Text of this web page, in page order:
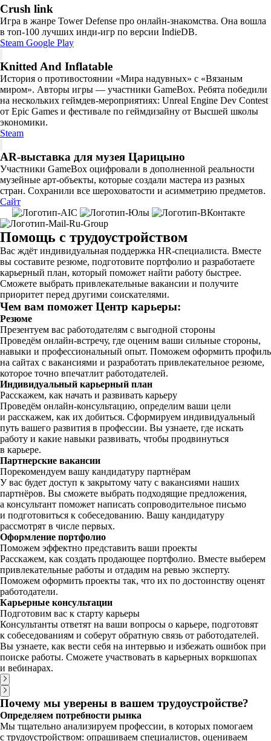
Crush link
Игра в жанре Tower Defense про онлайн-знакомства. Она вошла
в топ-100 лучших инди-игр по версии IndieDB.
Steam Google Play
Knitted And Inflatable
История о противостоянии «Мира надувных» с «Вязаным
миром». Авторы игры — участники GameBox. Ребята победили
на нескольких геймдев-мероприятиях: Unreal Engine Dev Contest
от Epic Games и фестивале по геймдизайну от Высшей школы
экономики.
Steam
AR-выставка для музея Царицыно
Участники GameBox оцифровали в дополненной реальности
музейные арт-объекты, которые создали мастера из разных
стран. Сохранили все шероховатости и асимметрию предметов.
Сайт
Помощь с трудоустройством
Вас ждёт индивидуальная поддержка HR-специалиста. Вместе
вы составите резюме, подготовите портфолио и разработаете
карьерный план, который поможет найти работу быстрее.
Сможете выбрать привлекательные вакансии и получите
приоритет перед другими соискателями.
Чем вам поможет Центр карьеры:
Резюме
Презентуем вас работодателям с выгодной стороны
Проведём онлайн-встречу, где оценим ваши сильные стороны,
навыки и профессиональный опыт. Поможем оформить профиль
на сайтах с вакансиями и разработать привлекательное резюме,
которое точно впечатлит работодателей.
Индивидуальный карьерный план
Расскажем, как начать и развивать карьеру
Проведём онлайн-консультацию, определим ваши цели
и расскажем, как их добиться. Сформируем индивидуальный
путь вашего развития в профессии. Вы узнаете, где искать
работу и какие навыки развивать, чтобы продвинуться
в карьере.
Партнерские вакансии
Порекомендуем вашу кандидатуру партнёрам
У вас будет доступ к закрытому чату с вакансиями наших
партнёров. Вы сможете выбрать подходящие предложения,
а консультант поможет написать сопроводительное письмо
и подготовиться к собеседованию. Вашу кандидатуру
рассмотрят в числе первых.
Оформление портфолио
Поможем эффектно представить ваши проекты
Расскажем, как создать продающее портфолио. Вместе выберем
привлекательные работы и отдадим на ревью эксперту.
Поможем оформить проекты так, что их по достоинству оценят
работодатели.
Карьерные консультации
Подготовим вас к старту карьеры
Консультанты ответят на ваши вопросы о карьере, подготовят
к собеседованиям и соберут обратную связь от работодателей.
Вы узнаете, как вести себя на интервью и избежать ошибок при
поиске работы. Сможете участвовать в карьерных воркшопах
и вебинарах.
Почему мы уверены в вашем трудоустройстве?
Определяем потребности рынка
Мы тщательно анализируем профессии, в которых помогаем
с трудоустройством: опрашиваем специалистов, оцениваем